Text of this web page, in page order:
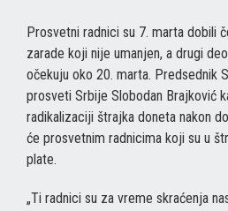
Prosvetni radnici su 7. marta dobili
zarade koji nije umanjen, a drugi
očekuju oko 20. marta. Predsednik
prosveti Srbije Slobodan Brajković
radikalizaciji štrajka doneta nakon
će prosvetnim radnicima koji su u
plate.
„Ti radnici su za vreme skraćenja